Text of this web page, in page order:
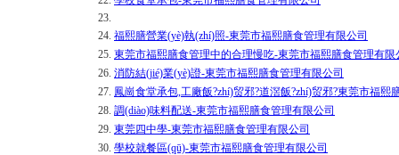
23.
24. 福熙膳營業(yè)執(zhí)照-東莞市福熙膳食管理有限公司
25. 東莞市福熙膳食管理中的合理慢吃-東莞市福熙膳食管理有限
26. 消防結(jié)業(yè)證-東莞市福熙膳食管理有限公司
27. 鳳崗食堂承包,工廠飯?zhí)贸邪?道滘飯?zhí)贸邪?東莞市福熙
28. 調(diào)味料配送-東莞市福熙膳食管理有限公司
29. 東莞四中學-東莞市福熙膳食管理有限公司
30. 學校就餐區(qū)-東莞市福熙膳食管理有限公司